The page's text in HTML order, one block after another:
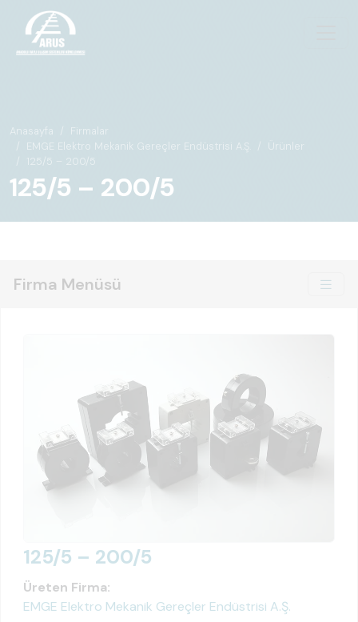
Anasayfa
Firmalar
EMGE Elektro Mekanik Gereçler Endüstrisi A.Ş.
Ürünler
125/5 – 200/5
125/5 – 200/5
Firma Menüsü
125/5 – 200/5
Üreten Firma:
EMGE Elektro Mekanik Gereçler Endüstrisi A.Ş.